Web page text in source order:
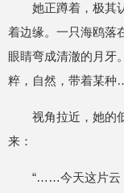
她正蹲着，极其
着边缘。一只海鸥落
眼睛弯成清澈的月牙
粹，自然，带着某种
视角拉近，她的
来：
“……今天这片云